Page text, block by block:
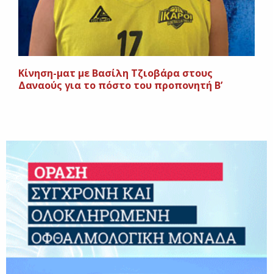
Κίνηση-ματ με Βασίλη Τζιοβάρα στους
Δαναούς για το πόστο του προπονητή Β’